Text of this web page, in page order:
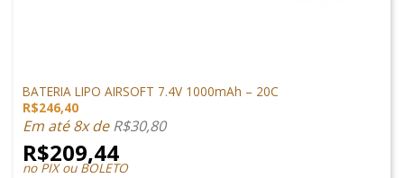
BATERIA LIPO AIRSOFT 7.4V 1000mAh – 20C
R$246,40
Em até 8x deR$30,80
R$209,44
no PIX ou BOLETO